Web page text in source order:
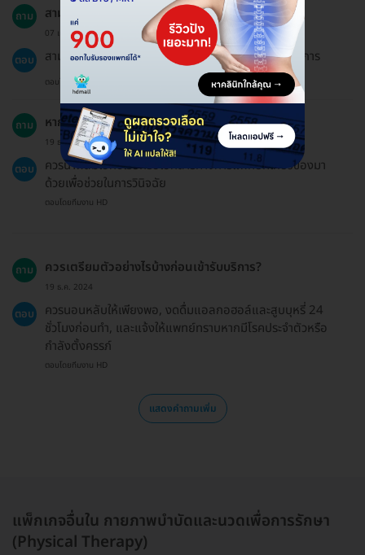
ถาม สามารถจองแพ็กเกจให้คนอื่นได้หรือไม่?
07 เม.ย. 2024
ตอบ สามารถจองแพ็กเกจให้คนอื่นได้ โดยแจ้งชื่อผู้ที่จะรับบริการ
ตอบโดยทีมงาน HD
ถาม หากมีเอกสารทางการแพทย์ ควรนำมาหรือไม่?
19 ธ.ค. 2024
ตอบ
ควรนำฟิล์มเอกซเรย์หรือเอกสารทางการแพทย์ที่เกี่ยวข้องมา
ด้วยเพื่อช่วยในการวินิจฉัย
ตอบโดยทีมงาน HD
ถาม ควรเตรียมตัวอย่างไรบ้างก่อนเข้ารับบริการ?
19 ธ.ค. 2024
ตอบ
ควรนอนหลับให้เพียงพอ, งดดื่มแอลกอฮอล์และสูบบุหรี่ 24
ชั่วโมงก่อนทำ, และแจ้งให้แพทย์ทราบหากมีโรคประจำตัวหรือ
กำลังตั้งครรภ์
ตอบโดยทีมงาน HD
แสดงคำถามเพิ่ม
แพ็กเกจอื่นใน กายภาพบำบัดและนวดเพื่อการรักษา
(Physical Therapy)